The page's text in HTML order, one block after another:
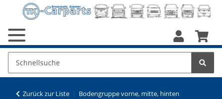
Zurück zur Liste Bodengruppe vorne, mitte, hinten